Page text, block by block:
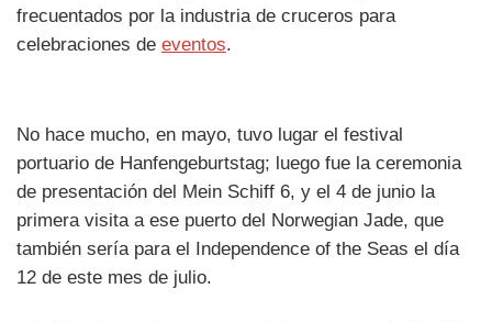
frecuentados por la industria de cruceros para
celebraciones de eventos.
No hace mucho, en mayo, tuvo lugar el festival
portuario de Hanfengeburtstag; luego fue la ceremonia
de presentación del Mein Schiff 6, y el 4 de junio la
primera visita a ese puerto del Norwegian Jade, que
también sería para el Independence of the Seas el día
12 de este mes de julio.